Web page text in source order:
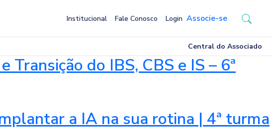
Institucional Fale Conosco Login Associe-se
Central do Associado
do IBS, CBS e IS – 6ª
a IA na sua rotina | 4ª turma